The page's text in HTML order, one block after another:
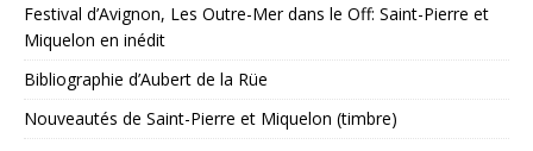
Festival d’Avignon, Les Outre-Mer dans le Off: Saint-Pierre et
Miquelon en inédit
Bibliographie d’Aubert de la Rüe
Nouveautés de Saint-Pierre et Miquelon (timbre)